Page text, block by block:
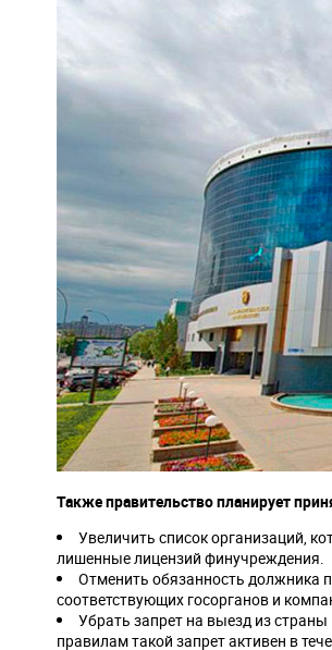
Также правительство планирует
Увеличить список организаций,
лишенные лицензий финучреждения.
Отменить обязанность должника
соответствующих госорганов и
Убрать запрет на выезд из
правилам такой запрет активен в